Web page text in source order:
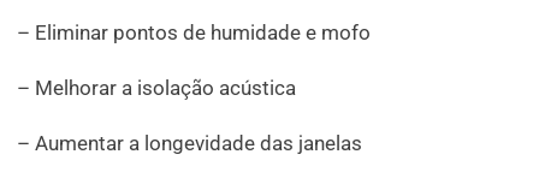
– Eliminar pontos de humidade e mofo
– Melhorar a isolação acústica
– Aumentar a longevidade das janelas